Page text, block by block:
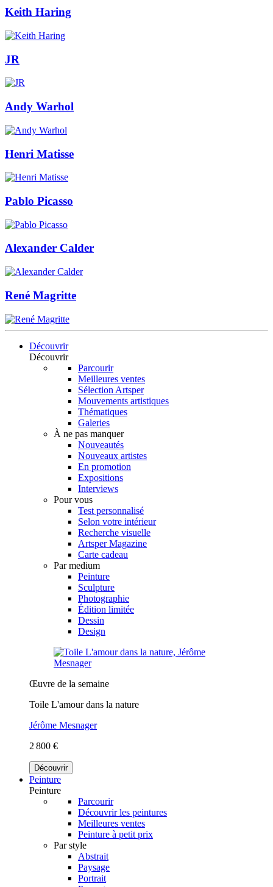
Keith Haring
JR
Andy Warhol
Henri Matisse
Pablo Picasso
Alexander Calder
René Magritte
Découvrir
Découvrir
Parcourir
Meilleures ventes
Sélection Artsper
Mouvements artistiques
Thématiques
Galeries
À ne pas manquer
Nouveautés
Nouveaux artistes
En promotion
Expositions
Interviews
Pour vous
Test personnalisé
Selon votre intérieur
Recherche visuelle
Artsper Magazine
Carte cadeau
Par medium
Peinture
Sculpture
Photographie
Édition limitée
Dessin
Design
Œuvre de la semaine
Toile L'amour dans la nature
Jérôme Mesnager
2 800 €
Découvrir
Peinture
Peinture
Parcourir
Découvrir les peintures
Meilleures ventes
Peinture à petit prix
Par style
Abstrait
Paysage
Portrait